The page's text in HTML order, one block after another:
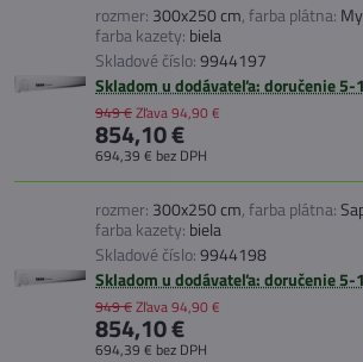
rozmer: 300x250 cm,farba plátna:
farba kazety: biela
Skladové číslo:9944197
Skladom u dodávateľa: doručenie 5-
949 €Zľava94,90 €
854,10 €
694,39 € bez DPH
rozmer: 300x250 cm,farba plátna:
farba kazety: biela
Skladové číslo:9944198
Skladom u dodávateľa: doručenie 5-
949 €Zľava94,90 €
854,10 €
694,39 € bez DPH